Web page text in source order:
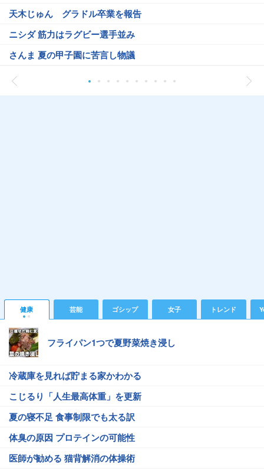
天木じゅん グラドル卒業を報告
ニシダ 筋力はラグビー選手並み
さんま 夏の甲子園に苦言し物議
健康 芸能 ゴシップ 女子 トレンド
フライパン1つで夏野菜焼き浸し
冷蔵庫を見れば貯まる家かわかる
こじるり「人生最高体重」を更新
夏の寝不足 食事制限でも太る訳
体臭の原因 プロテインの可能性
医師が勧める 猫背解消の体操術